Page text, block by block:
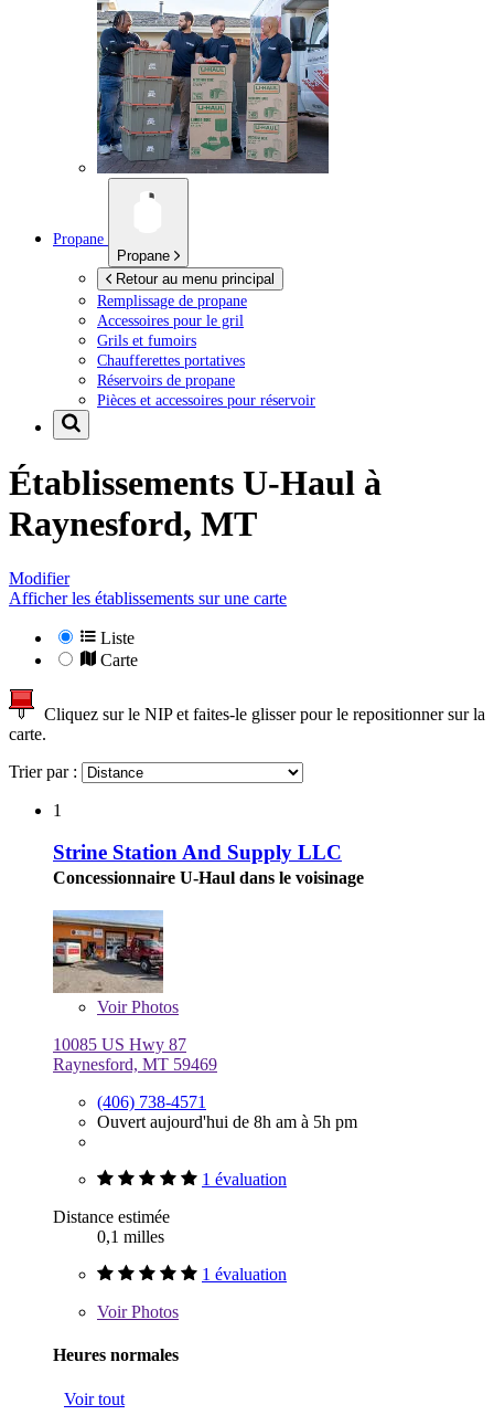
Propane
Propane
Retour au menu principal
Remplissage de propane
Accessoires pour le gril
Grils et fumoirs
Chaufferettes portatives
Réservoirs de propane
Pièces et accessoires pour réservoir
Établissements U-Haul à
Raynesford, MT
Modifier
Afficher les établissements sur une carte
Liste
Carte
Cliquez sur le NIP et faites-le glisser pour le repositionner sur la
carte.
Trier par :
1
Strine Station And Supply LLC
Concessionnaire U-Haul dans le voisinage
VoirPhotos
10085 US Hwy 87
Raynesford, MT 59469
(406) 738-4571
Ouvert aujourd'hui de 8h am à 5h pm
1 évaluation
Distance estimée
0,1 milles
1 évaluation
VoirPhotos
Heures normales
Voir tout